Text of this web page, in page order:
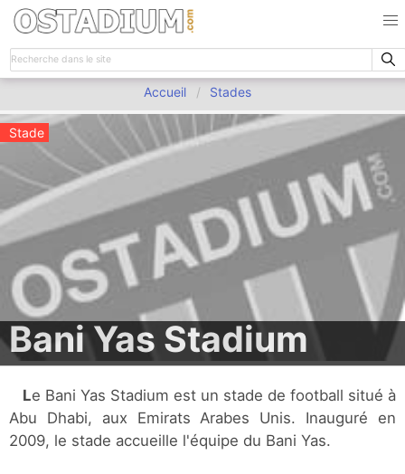
Accueil Stades
Stade
Bani Yas Stadium
Le Bani Yas Stadium est un stade de football situé à
Abu Dhabi, aux Emirats Arabes Unis. Inauguré en
2009, le stade accueille l'équipe du Bani Yas.